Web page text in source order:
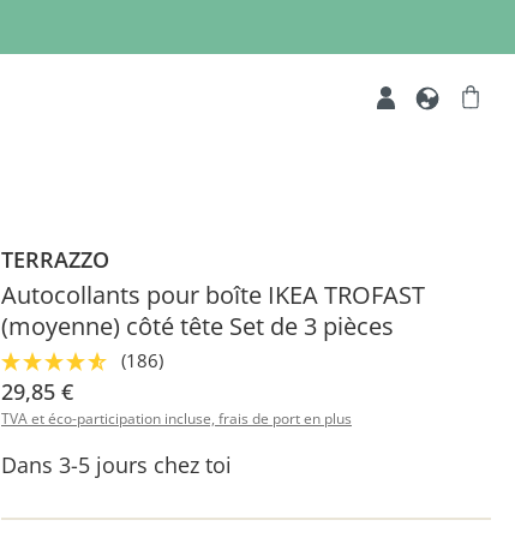
TERRAZZO
Autocollants pour boîte IKEA TROFAST
(moyenne) côté tête Set de 3 pièces
(186)
29,85 €
TVA et éco-participation incluse, frais de port en plus
Dans 3-5 jours chez toi